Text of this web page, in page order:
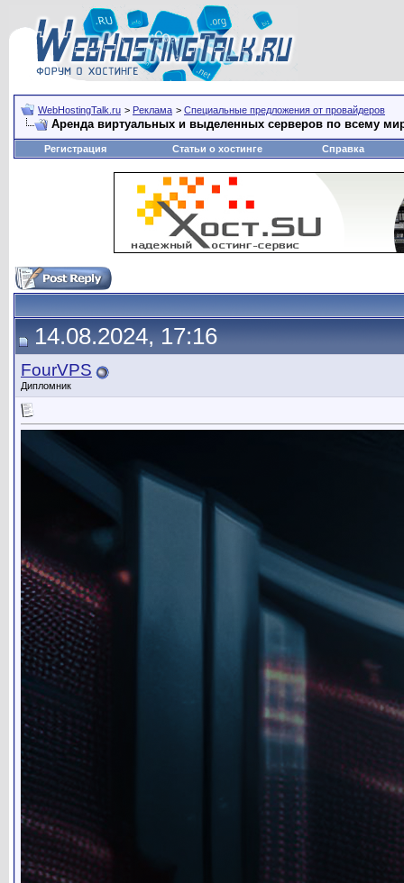
WebHostingTalk.ru > Реклама > Специальные предложения от провайдеров
Аренда виртуальных и выделенных серверов по всему
Регистрация Статьи о хостинге Справка
14.08.2024, 17:16
FourVPS
Дипломник